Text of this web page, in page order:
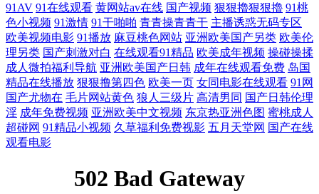
91AV 91在线观看 黄网站av在线 国产视频 狠狠擼狠狠擼 91桃
色小视频 91激情 91干啪啪 青青操青青干 主播诱惑无码专区
欧美视频电影 91播放 麻豆桃色网站 亚洲欧美国产另类 欧美伦
理另类 国产刺激对白 在线观看91精品 欧美成年视频 操碰操揉
成人微拍福利导航 亚洲欧美国产日韩 成年在线观看免费 岛国
精品在线播放 狠狠撸第四色 欧美一页 女同电影在线观看 91网
国产尤物在 毛片网站黄色 狼人三级片 高清男同 国产日韩伦理
淫 成年免费视频 亚洲欧美中文视频 东京热亚洲色图 蜜桃成人
超碰网 91精品小视频 久草福利免费视影 五月天堂网 国产在线
观看电影
502 Bad Gateway